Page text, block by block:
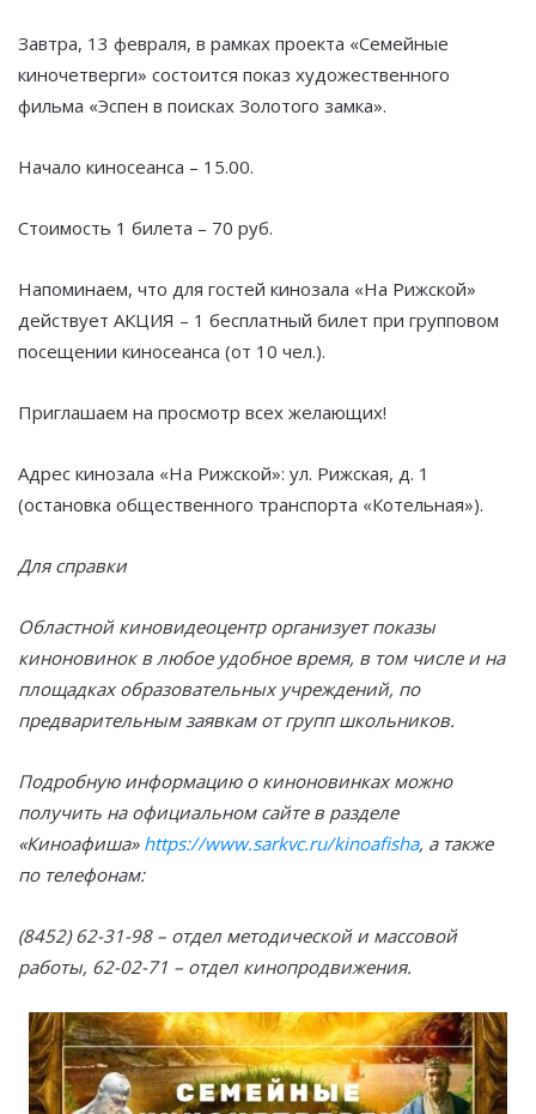
Завтра, 13 февраля, в рамках проекта «Семейные
киночетверги» состоится показ художественного
фильма «Эспен в поисках Золотого замка».
Начало киносеанса – 15.00.
Стоимость 1 билета – 70 руб.
Напоминаем, что для гостей кинозала «На Рижской»
действует АКЦИЯ – 1 бесплатный билет при групповом
посещении киносеанса (от 10 чел.).
Приглашаем на просмотр всех желающих!
Адрес кинозала «На Рижской»: ул. Рижская, д. 1
(остановка общественного транспорта «Котельная»).
Для справки
Областной киновидеоцентр организует показы
киноновинок в любое удобное время, в том числе и на
площадках образовательных учреждений, по
предварительным заявкам от групп школьников.
Подробную информацию о киноновинках можно
получить на официальном сайте в разделе
«Киноафиша» https://www.sarkvc.ru/kinoafisha, а также
по телефонам:
(8452) 62-31-98 – отдел методической и массовой
работы, 62-02-71 – отдел кинопродвижения.